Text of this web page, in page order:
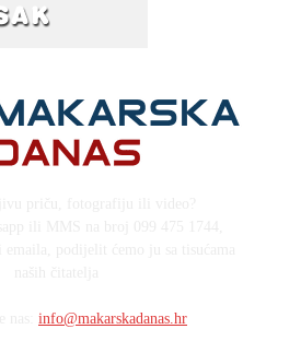
info@makarskadanas.hr